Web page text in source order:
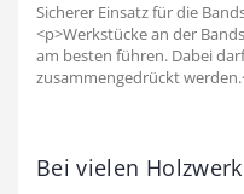
Sicherer Einsatz für die
<p>Werkstücke an der
am besten führen. Dabei
zusammengedrückt
Bei vielen